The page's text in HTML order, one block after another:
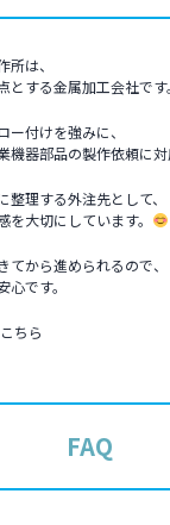
は、
とする金属加工会社です。
付けを強みに、
機器部品の製作依頼に対
整理する外注先として、
を大切にしています。
てから進められるので、
です。
ちら
FAQ